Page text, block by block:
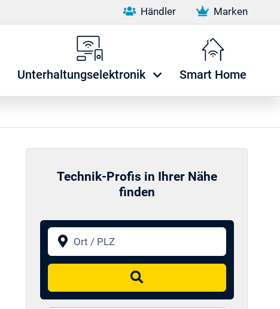
Händler Marken
Unterhaltungselektronik Smart Home
Technik-Profis in Ihrer Nähe
finden
Ort / PLZ
Suchen